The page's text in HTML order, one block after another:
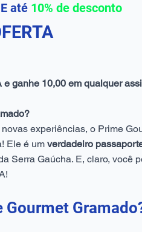
até 10% de desconto
ganhe 10,00 em qualquer
experiências, o Prime
Ele é um verdadeiro
Serra Gaúcha. E, claro, você
Gourmet